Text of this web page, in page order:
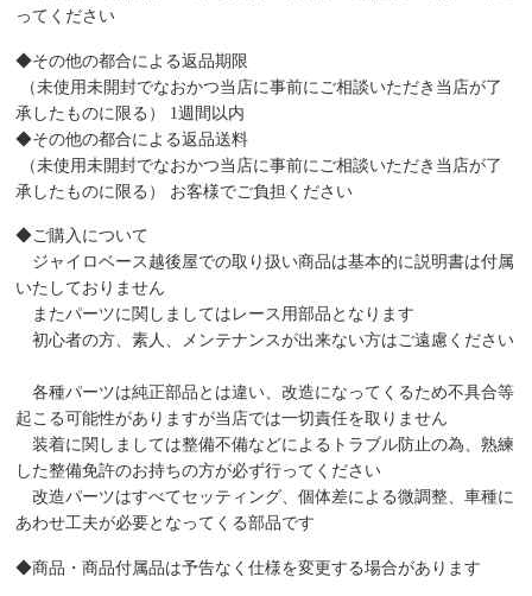
ってください
◆その他の都合による返品期限
（未使用未開封でなおかつ当店に事前にご相談いただき当店が了
承したものに限る） 1週間以内
◆その他の都合による返品送料
（未使用未開封でなおかつ当店に事前にご相談いただき当店が了
承したものに限る） お客様でご負担ください
◆ご購入について
ジャイロベース越後屋での取り扱い商品は基本的に説明書は付属
いたしておりません
またパーツに関しましてはレース用部品となります
初心者の方、素人、メンテナンスが出来ない方はご遠慮ください
各種パーツは純正部品とは違い、改造になってくるため不具合等
起こる可能性がありますが当店では一切責任を取りません
装着に関しましては整備不備などによるトラブル防止の為、熟練
した整備免許のお持ちの方が必ず行ってください
改造パーツはすべてセッティング、個体差による微調整、車種に
あわせ工夫が必要となってくる部品です
◆商品・商品付属品は予告なく仕様を変更する場合があります